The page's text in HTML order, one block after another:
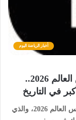
أخبار الرياضة اليوم
تعرف على المنتخبات المتأهلة إلى كأس العالم 2026..
في التاريخ
اقترب موعد الحدث الكروي الأضخم في العالم، كأس العالم 2026، والذي